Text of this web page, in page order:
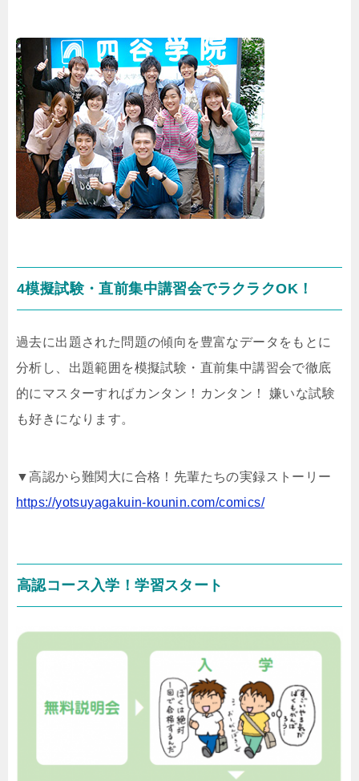
4模擬試験・直前集中講習会でラクラクOK！
過去に出題された問題の傾向を豊富なデータをもとに
分析し、出題範囲を模擬試験・直前集中講習会で徹底
的にマスターすればカンタン！カンタン！ 嫌いな試験
も好きになります。
▼高認から難関大に合格！先輩たちの実録ストーリー
https://yotsuyagakuin-kounin.com/comics/
高認コース入学！学習スタート